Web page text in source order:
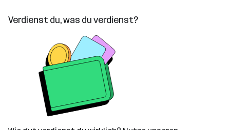
Verdienst du, was du verdienst?